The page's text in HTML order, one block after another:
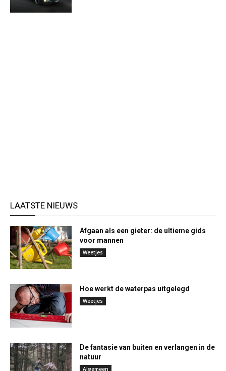
LAATSTE NIEUWS
Afgaan als een gieter: de ultieme gids
voor mannen
Weetjes
Hoe werkt de waterpas uitgelegd
Weetjes
De fantasie van buiten en verlangen in de
natuur
Algemeen